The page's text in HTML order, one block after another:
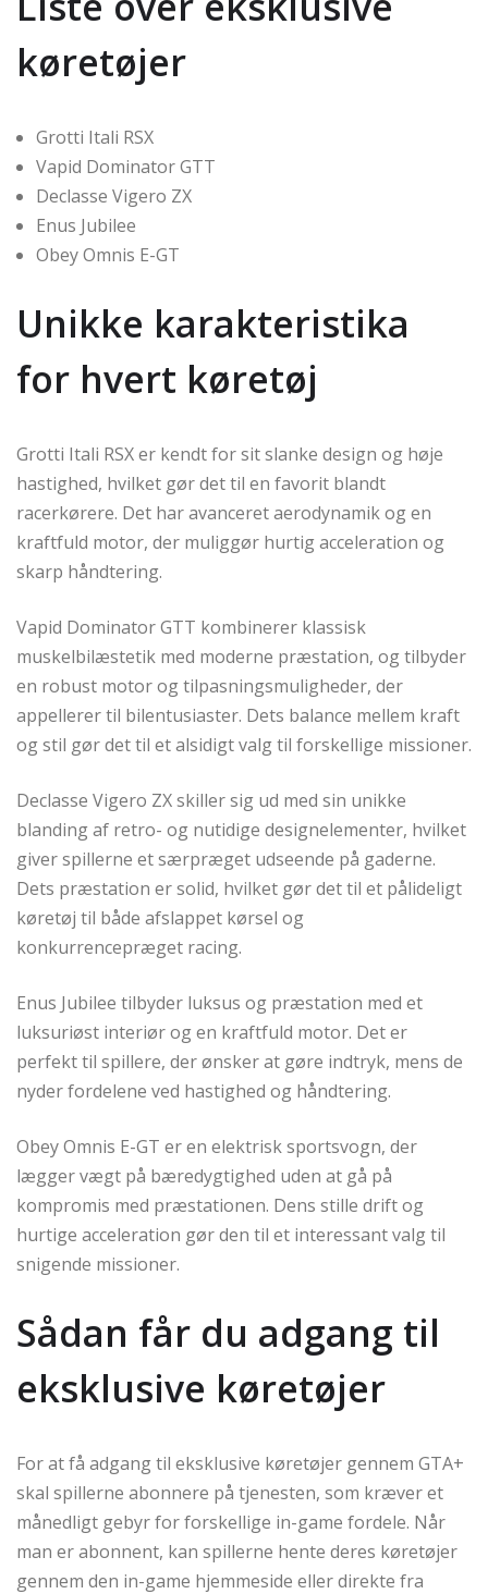
køretøjer
Grotti Itali RSX
Vapid Dominator GTT
Declasse Vigero ZX
Enus Jubilee
Obey Omnis E-GT
Unikke karakteristika
for hvert køretøj
Grotti Itali RSX er kendt for sit slanke design og høje
hastighed, hvilket gør det til en favorit blandt
racerkørere. Det har avanceret aerodynamik og en
kraftfuld motor, der muliggør hurtig acceleration og
skarp håndtering.
Vapid Dominator GTT kombinerer klassisk
muskelbilæstetik med moderne præstation, og tilbyder
en robust motor og tilpasningsmuligheder, der
appellerer til bilentusiaster. Dets balance mellem kraft
og stil gør det til et alsidigt valg til forskellige missioner.
Declasse Vigero ZX skiller sig ud med sin unikke
blanding af retro- og nutidige designelementer, hvilket
giver spillerne et særpræget udseende på gaderne.
Dets præstation er solid, hvilket gør det til et pålideligt
køretøj til både afslappet kørsel og
konkurrencepræget racing.
Enus Jubilee tilbyder luksus og præstation med et
luksuriøst interiør og en kraftfuld motor. Det er
perfekt til spillere, der ønsker at gøre indtryk, mens de
nyder fordelene ved hastighed og håndtering.
Obey Omnis E-GT er en elektrisk sportsvogn, der
lægger vægt på bæredygtighed uden at gå på
kompromis med præstationen. Dens stille drift og
hurtige acceleration gør den til et interessant valg til
snigende missioner.
Sådan får du adgang til
eksklusive køretøjer
For at få adgang til eksklusive køretøjer gennem GTA+
skal spillerne abonnere på tjenesten, som kræver et
månedligt gebyr for forskellige in-game fordele. Når
man er abonnent, kan spillerne hente deres køretøjer
gennem den in-game hjemmeside eller direkte fra